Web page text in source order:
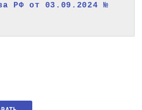
РФ от 03.09.2024 №